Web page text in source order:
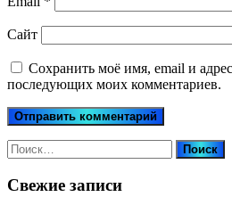
Сайт
Сохранить моё имя, email и
последующих моих комментариев.
Найти:
Свежие записи